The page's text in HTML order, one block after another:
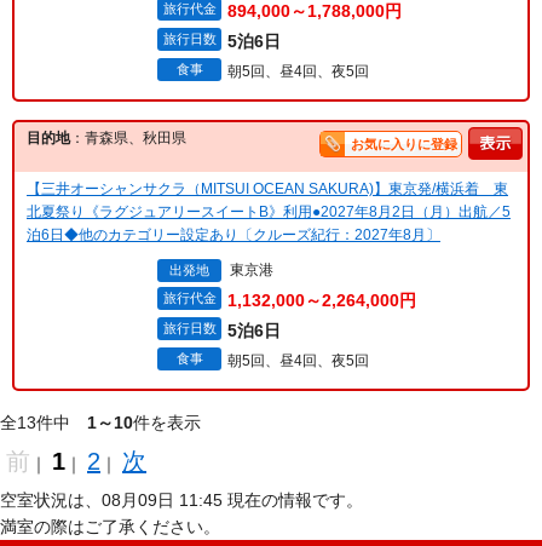
旅行代金 894,000～1,788,000円
旅行日数 5泊6日
食事 朝5回、昼4回、夜5回
目的地：青森県、秋田県 お気に入りに登録
【三井オーシャンサクラ（MITSUI OCEAN SAKURA)】東京発/横浜着 東
北夏祭り《ラグジュアリースイートB》利用●2027年8月2日（月）出航／5
泊6日◆他のカテゴリー設定あり〔クルーズ紀行：2027年8月〕
出発地 東京港
旅行代金 1,132,000～2,264,000円
旅行日数 5泊6日
食事 朝5回、昼4回、夜5回
全13件中 1～10件を表示
前 ｜ 1 ｜ 2 ｜ 次
空室状況は、08月09日 11:45 現在の情報です。
満室の際はご了承ください。